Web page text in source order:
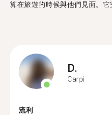
算在旅遊的時候與他們見面。
D.
Carpi
流利